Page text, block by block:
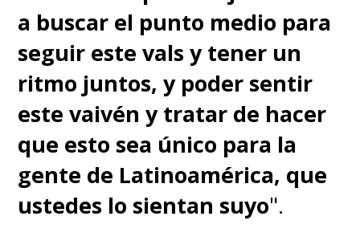
a buscar el punto medio para
seguir este vals y tener un
ritmo juntos, y poder sentir
este vaivén y tratar de hacer
que esto sea único para la
gente de Latinoamérica, que
ustedes lo sientan suyo".